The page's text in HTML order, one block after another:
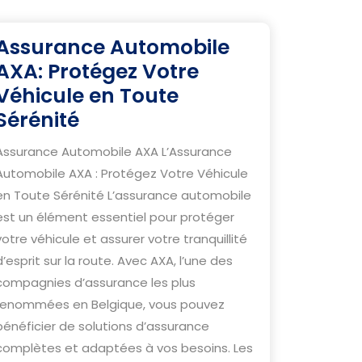
Automobile
Protégez Votre
en Toute
Assurance
Automobile
AXA:
Protégez
Votre
Véhicule
en
Toute
Sérénité
Automobile AXA L’Assurance
AXA : Protégez Votre Véhicule
Toute Sérénité L’assurance automobile
un élément essentiel pour protéger
véhicule et assurer votre tranquillité
sur la route. Avec AXA, l’une des
d’assurance les plus
en Belgique, vous pouvez
de solutions d’assurance
et adaptées à vos besoins. Les